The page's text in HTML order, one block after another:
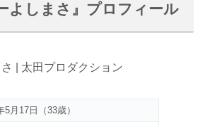
よしまさ』プロフィール
5月17日（33歳）